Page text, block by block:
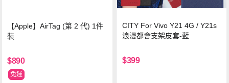
【Apple】AirTag (第 2 代) 1件
裝
$890
免運
CITY For Vivo Y21 4G / Y21s
浪漫都會支架皮套-藍
$399